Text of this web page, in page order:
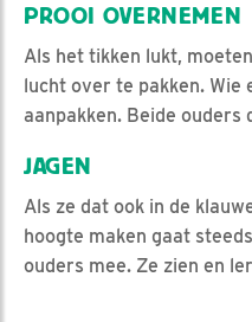
PROOI OVERNEMEN
Als het tikken lukt,
lucht over te pakken. Wie
aanpakken. Beide ouders
JAGEN
Als ze dat ook in de
hoogte maken gaat
ouders mee. Ze zien en